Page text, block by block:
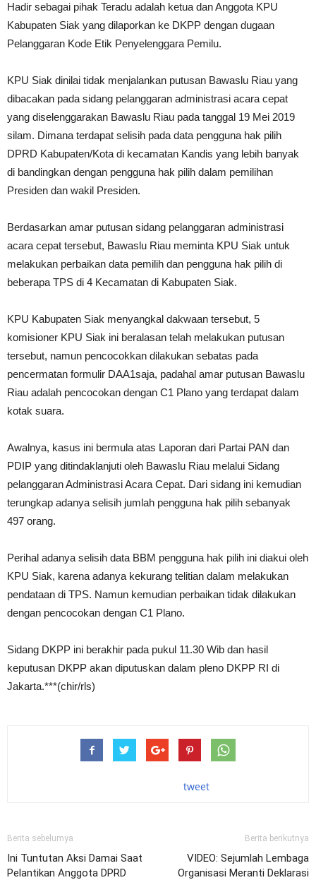
Hadir sebagai pihak Teradu adalah ketua dan Anggota KPU
Kabupaten Siak yang dilaporkan ke DKPP dengan dugaan
Pelanggaran Kode Etik Penyelenggara Pemilu.
KPU Siak dinilai tidak menjalankan putusan Bawaslu Riau yang
dibacakan pada sidang pelanggaran administrasi acara cepat
yang diselenggarakan Bawaslu Riau pada tanggal 19 Mei 2019
silam. Dimana terdapat selisih pada data pengguna hak pilih
DPRD Kabupaten/Kota di kecamatan Kandis yang lebih banyak
di bandingkan dengan pengguna hak pilih dalam pemilihan
Presiden dan wakil Presiden.
Berdasarkan amar putusan sidang pelanggaran administrasi
acara cepat tersebut, Bawaslu Riau meminta KPU Siak untuk
melakukan perbaikan data pemilih dan pengguna hak pilih di
beberapa TPS di 4 Kecamatan di Kabupaten Siak.
KPU Kabupaten Siak menyangkal dakwaan tersebut, 5
komisioner KPU Siak ini beralasan telah melakukan putusan
tersebut, namun pencocokkan dilakukan sebatas pada
pencermatan formulir DAA1saja, padahal amar putusan Bawaslu
Riau adalah pencocokan dengan C1 Plano yang terdapat dalam
kotak suara.
Awalnya, kasus ini bermula atas Laporan dari Partai PAN dan
PDIP yang ditindaklanjuti oleh Bawaslu Riau melalui Sidang
pelanggaran Administrasi Acara Cepat. Dari sidang ini kemudian
terungkap adanya selisih jumlah pengguna hak pilih sebanyak
497 orang.
Perihal adanya selisih data BBM pengguna hak pilih ini diakui oleh
KPU Siak, karena adanya kekurang telitian dalam melakukan
pendataan di TPS. Namun kemudian perbaikan tidak dilakukan
dengan pencocokan dengan C1 Plano.
Sidang DKPP ini berakhir pada pukul 11.30 Wib dan hasil
keputusan DKPP akan diputuskan dalam pleno DKPP RI di
Jakarta.***(chir/rls)
tweet
Berita sebelumya
Ini Tuntutan Aksi Damai Saat
Pelantikan Anggota DPRD
Berita berikutnya
VIDEO: Sejumlah Lembaga
Organisasi Meranti Deklarasi